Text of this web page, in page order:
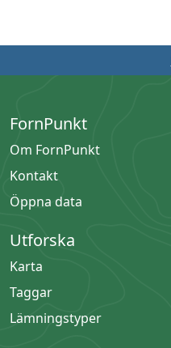
FornPunkt
Om FornPunkt
Kontakt
Öppna data
Utforska
Karta
Taggar
Lämningstyper